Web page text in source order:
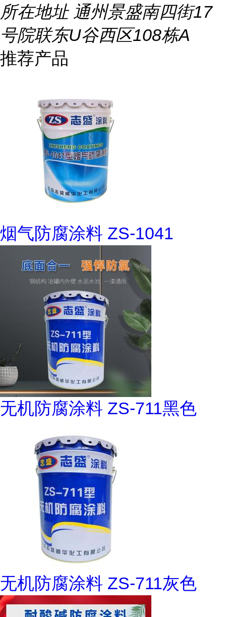
所在地址通州景盛南四街17
号院联东U谷西区108栋A
推荐产品
烟气防腐涂料 ZS-1041
无机防腐涂料 ZS-711黑色
无机防腐涂料 ZS-711灰色